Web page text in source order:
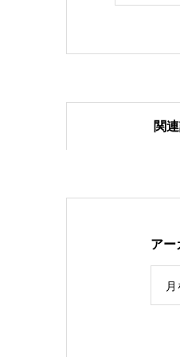
関
アー